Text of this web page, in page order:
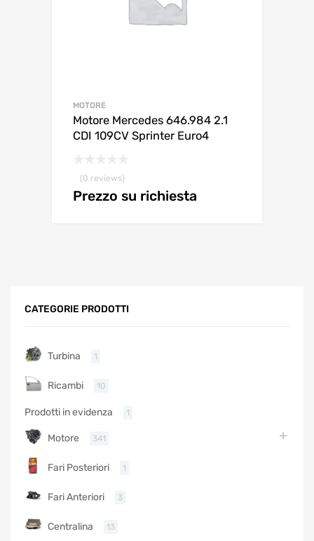
MOTORE
Motore Mercedes 646.984 2.1
CDI 109CV Sprinter Euro4
(0 reviews)
Prezzo su richiesta
CATEGORIE PRODOTTI
Turbina 1
Ricambi 10
Prodotti in evidenza 1
Motore 341
Fari Posteriori 1
Fari Anteriori 3
Centralina 13